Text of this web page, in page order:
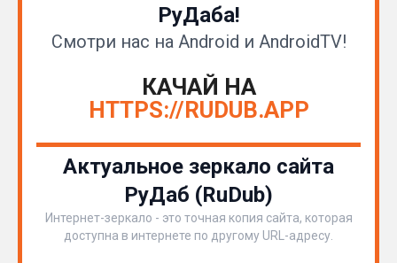
РуДаба!
Смотри нас на Android и AndroidTV!
КАЧАЙ НА
HTTPS://RUDUB.APP
Актуальное зеркало сайта
РуДаб (RuDub)
Интернет-зеркало - это точная копия сайта, которая
доступна в интернете по другому URL-адресу.